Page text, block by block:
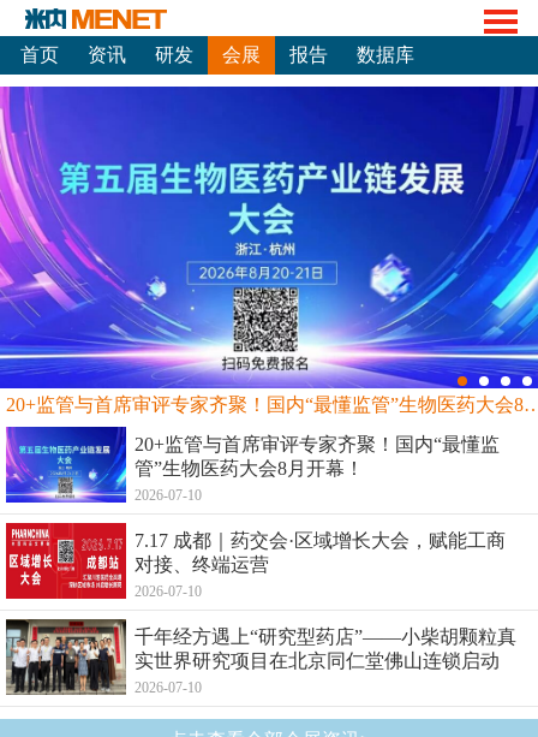
首页 资讯 研发 会展 报告 数据库
20+监管与首席审评专家齐聚！国内“最
20+监管与首席审评专家齐聚！国内“最懂监
管”生物医药大会8月开幕！
2026-07-10
7.17 成都｜药交会·区域增长大会，赋能工商
对接、终端运营
2026-07-10
千年经方遇上“研究型药店”——小柴胡颗粒真
实世界研究项目在北京同仁堂佛山连锁启动
2026-07-10